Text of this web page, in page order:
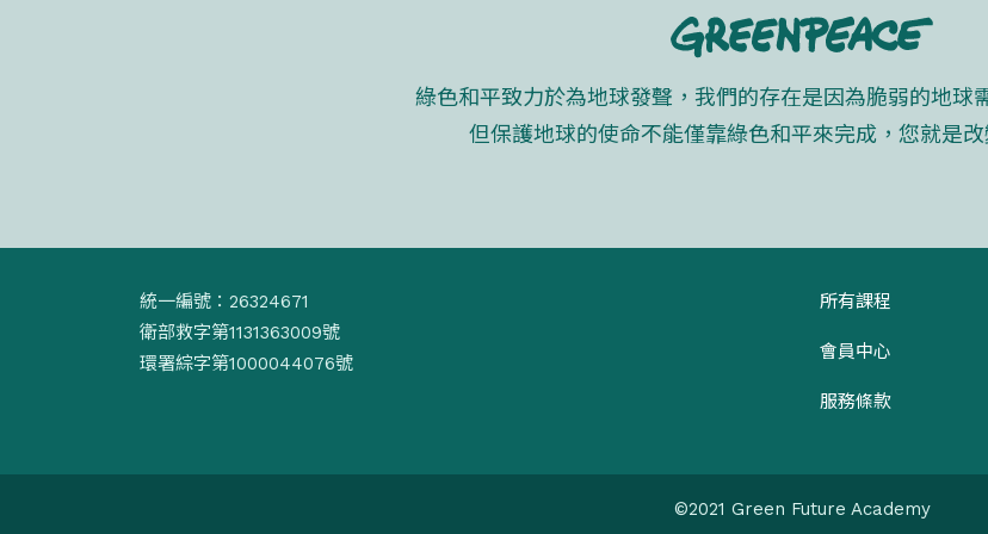
綠色和平致力於為地球發聲，我們的存在是因為脆弱的地球
但保護地球的使命不能僅靠綠色和平來完成，您就是改
所有課程
會員中心
服務條款
統一編號：26324671
衛部救字第1131363009號
環署綜字第1000044076號
©2021 Green Future Academy